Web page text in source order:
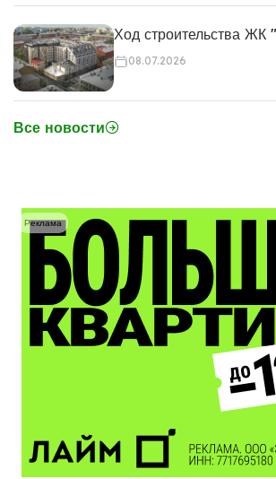
Ход строительства ЖК
08.07.2026
Все новости
Реклама